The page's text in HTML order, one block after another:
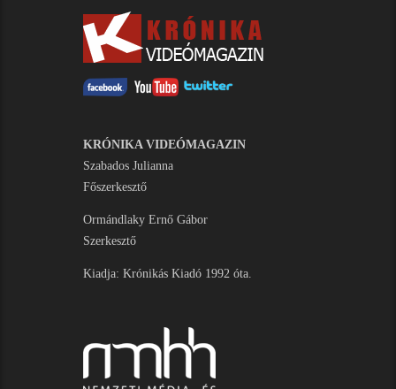
KRÓNIKA VIDEÓMAGAZIN
Szabados Julianna
Főszerkesztő
Ormándlaky Ernő Gábor
Szerkesztő
Kiadja: Krónikás Kiadó 1992 óta.